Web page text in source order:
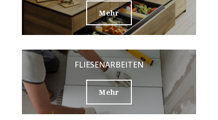
Mehr
FLIESENARBEITEN
Mehr